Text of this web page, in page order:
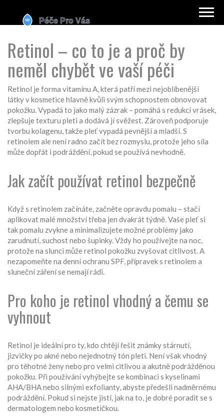
Retinol – co to je a proč by
neměl chybět ve vaší péči
Retinol je forma vitamínu A, která patří mezi nejoblíbenější
látky v kosmetice hlavně kvůli svým schopnostem obnovovat
pokožku. Vypadá to jako malý zázrak – pomáhá s redukcí vrásek,
zlepšuje texturu pleti a dodává jí svěžest. Zároveň podporuje
tvorbu kolagenu, takže pleť vypadá pevnější a mladší. S
retinolem ale není radno začít bez rozmyslu, protože jeho síla
může dopřát i podráždění, pokud se používá nevhodně.
Jak začít používat retinol bezpečně
Když s retinolem začínáte, začněte opravdu pomalu – stačí
aplikovat malé množství třeba jen dvakrát týdně. Vaše pleť si
tak pomalu zvykne a minimalizujete možné problémy jako
zarudnutí, suchost nebo šupinky. Vždy ho používejte na noc,
protože na slunci může retinol pokožku zvyšovat citlivost. A
nezapomeňte na denní ochranu SPF, přípravek s retinolem a
sluneční záření se nemají rádi.
Pro koho je retinol vhodný a čemu se
vyhnout
Retinol je ideální pro ty, kdo chtějí řešit známky stárnutí,
jizvičky po akné nebo nejednotný tón pleti. Není však vhodný
pro těhotné ženy nebo pro velmi citlivou a akutně podrážděnou
pokožku. Při používání vyhýbejte se kombinaci s kyselinami
AHA/BHA nebo silnými exfolianty, abyste předešli nadměrnému
podráždění. Pokud si nejste jistí, jak na to, je dobré poradit se s
dermatologem nebo kosmetičkou.